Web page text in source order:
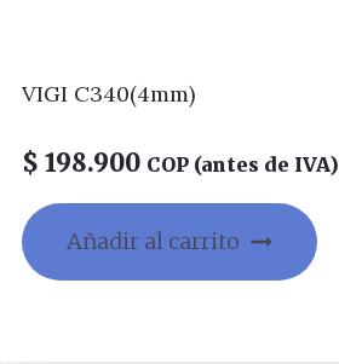
VIGI C340(4mm)
$ 198.900 COP (antes de IVA)
Añadir al carrito